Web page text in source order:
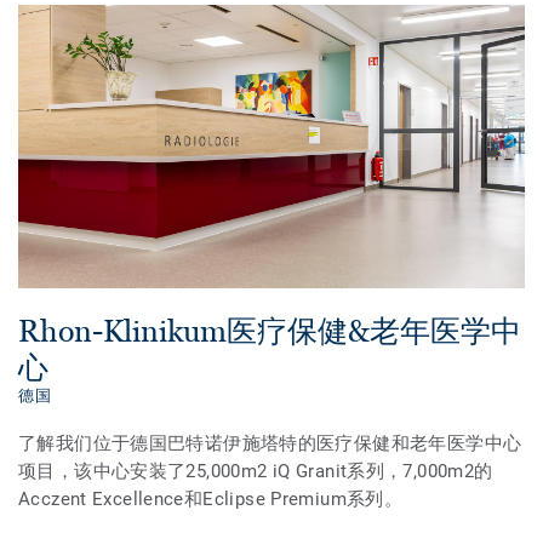
Rhon-Klinikum医疗保健&老年医学中
心
德国
了解我们位于德国巴特诺伊施塔特的医疗保健和老年医学中心
项目，该中心安装了25,000m2 iQ Granit系列，7,000m2的
Acczent Excellence和Eclipse Premium系列。